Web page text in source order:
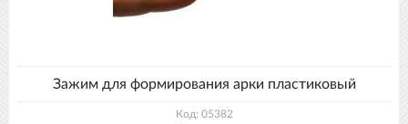
Зажим для формирования арки пластиковый
Код: 05382